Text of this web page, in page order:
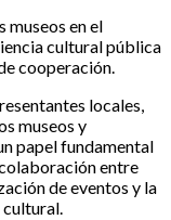
museos en el
cultural pública
cooperación.
locales,
museos y
papel fundamental
entre
de eventos y la